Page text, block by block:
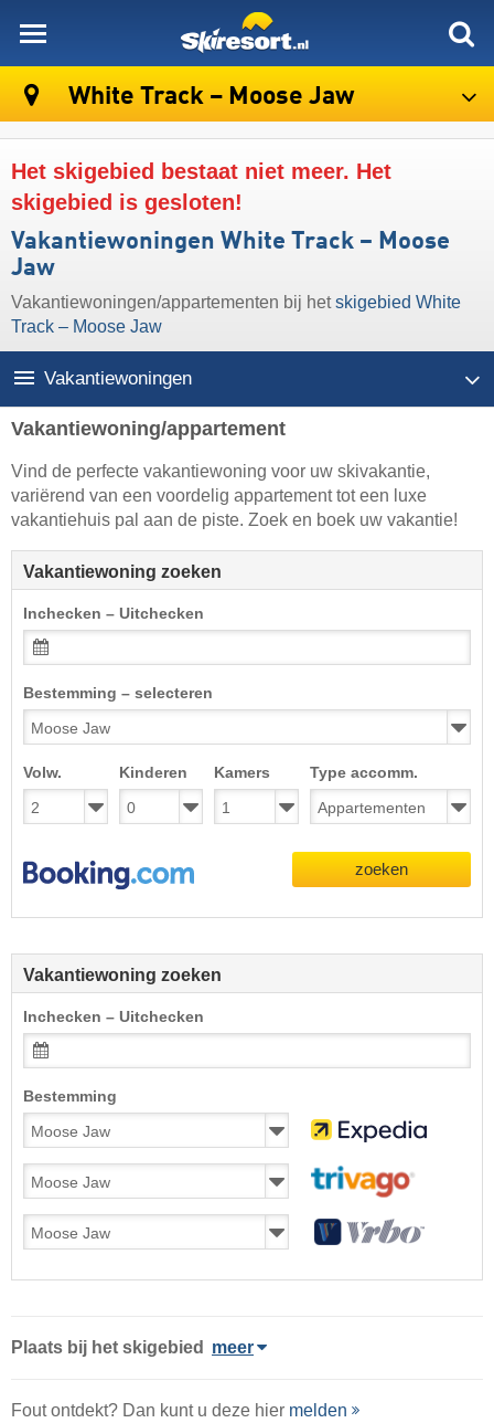
White Track – Moose Jaw
Het skigebied bestaat niet meer. Het
skigebied is gesloten!
Vakantiewoningen White Track – Moose
Jaw
Vakantiewoningen/appartementen bij hetskigebied White
Track – Moose Jaw
Vakantiewoningen
Vakantiewoning/appartement
Vind de perfecte vakantiewoning voor uw skivakantie,
variërend van een voordelig appartement tot een luxe
vakantiehuis pal aan de piste. Zoek en boek uw vakantie!
Vakantiewoning zoeken
Inchecken – Uitchecken
Bestemming – selecteren
Volw. Kinderen Kamers Type accomm.
zoeken
Vakantiewoning zoeken
Inchecken – Uitchecken
Bestemming
Plaats bij het skigebied meer
Fout ontdekt? Dan kunt u deze hier melden